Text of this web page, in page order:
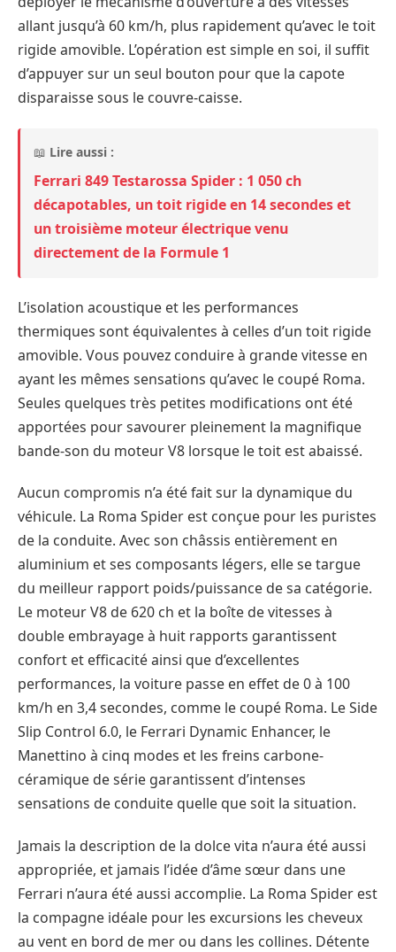
allant jusqu’à 60 km/h, plus rapidement qu’avec le toit
rigide amovible. L’opération est simple en soi, il suffit
d’appuyer sur un seul bouton pour que la capote
disparaisse sous le couvre-caisse.
📖 Lire aussi :
Ferrari 849 Testarossa Spider : 1 050 ch
décapotables, un toit rigide en 14 secondes et
un troisième moteur électrique venu
directement de la Formule 1
L’isolation acoustique et les performances
thermiques sont équivalentes à celles d’un toit rigide
amovible. Vous pouvez conduire à grande vitesse en
ayant les mêmes sensations qu’avec le coupé Roma.
Seules quelques très petites modifications ont été
apportées pour savourer pleinement la magnifique
bande-son du moteur V8 lorsque le toit est abaissé.
Aucun compromis n’a été fait sur la dynamique du
véhicule. La Roma Spider est conçue pour les puristes
de la conduite. Avec son châssis entièrement en
aluminium et ses composants légers, elle se targue
du meilleur rapport poids/puissance de sa catégorie.
Le moteur V8 de 620 ch et la boîte de vitesses à
double embrayage à huit rapports garantissent
confort et efficacité ainsi que d’excellentes
performances, la voiture passe en effet de 0 à 100
km/h en 3,4 secondes, comme le coupé Roma. Le Side
Slip Control 6.0, le Ferrari Dynamic Enhancer, le
Manettino à cinq modes et les freins carbone-
céramique de série garantissent d’intenses
sensations de conduite quelle que soit la situation.
Jamais la description de la dolce vita n’aura été aussi
appropriée, et jamais l’idée d’âme sœur dans une
Ferrari n’aura été aussi accomplie. La Roma Spider est
la compagne idéale pour les excursions les cheveux
au vent en bord de mer ou dans les collines. Détente